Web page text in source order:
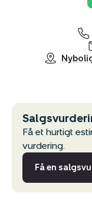
Få et hurtigt
vurdering.
Få en